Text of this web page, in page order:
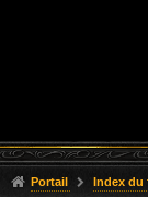
Portail Index du